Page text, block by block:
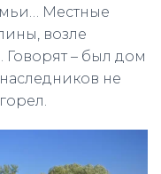
Местные
возле
– был дом
не